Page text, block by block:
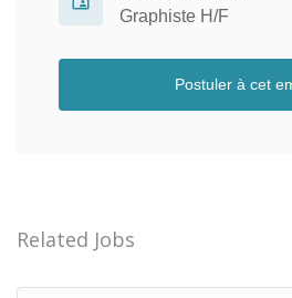
Graphiste H/F
Postuler à cet
Related Jobs